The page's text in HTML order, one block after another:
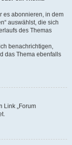
es abonnieren, in dem
auswählst, die sich
des Themas
benachrichtigen,
das Thema ebenfalls
Link „Forum